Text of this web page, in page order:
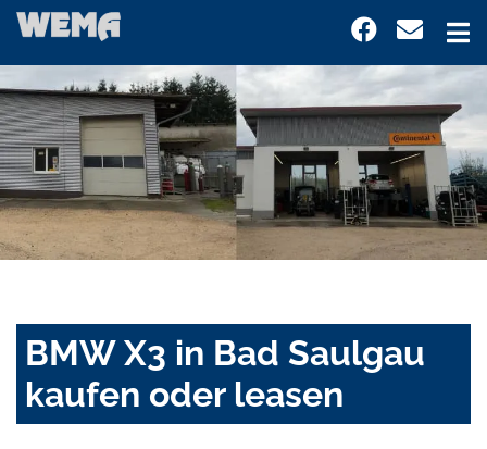
BMW X3 in Bad Saulgau
kaufen oder leasen